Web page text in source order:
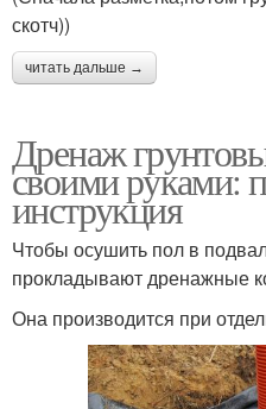
скотч))
читать дальше →
Дренаж
своими руками:
инструкция
Чтобы осушить пол в
прокладывают дренажные
Она производится при